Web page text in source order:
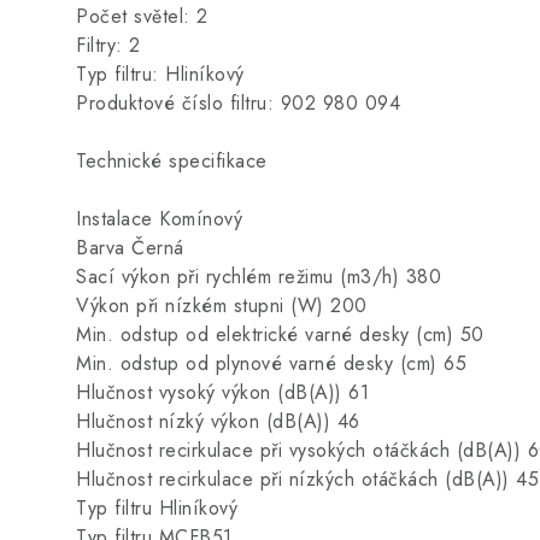
Počet světel: 2
Filtry: 2
Typ filtru: Hliníkový
Produktové číslo filtru: 902 980 094
Technické specifikace
Instalace Komínový
Barva Černá
Sací výkon při rychlém režimu (m3/h) 380
Výkon při nízkém stupni (W) 200
Min. odstup od elektrické varné desky (cm) 50
Min. odstup od plynové varné desky (cm) 65
Hlučnost vysoký výkon (dB(A)) 61
Hlučnost nízký výkon (dB(A)) 46
Hlučnost recirkulace při vysokých otáčkách (dB(A))
Hlučnost recirkulace při nízkých otáčkách (dB(A)) 45
Typ filtru Hliníkový